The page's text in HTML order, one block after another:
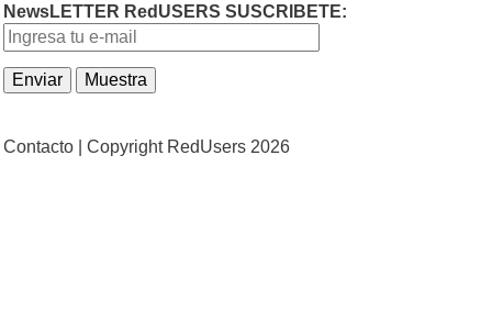
NewsLETTER RedUSERS SUSCRIBETE:
Contacto | Copyright RedUsers 2026